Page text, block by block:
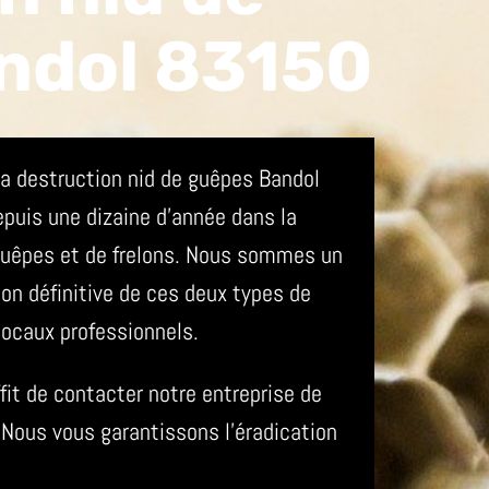
83150
destruction nid de guêpes Bandol
une dizaine d’année dans la
et de frelons. Nous sommes un
définitive de ces deux types de
professionnels.
de contacter notre entreprise de
vous garantissons l’éradication